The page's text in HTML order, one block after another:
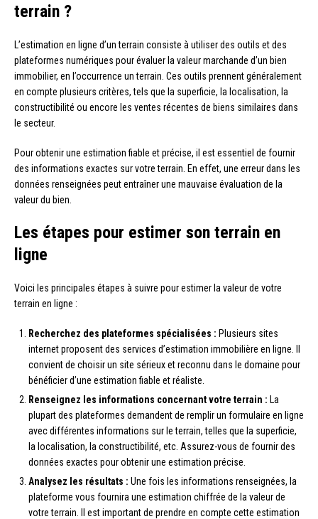
terrain ?
L’estimation en ligne d’un terrain consiste à utiliser des outils et des
plateformes numériques pour évaluer la valeur marchande d’un bien
immobilier, en l’occurrence un terrain. Ces outils prennent généralement
en compte plusieurs critères, tels que la superficie, la localisation, la
constructibilité ou encore les ventes récentes de biens similaires dans
le secteur.
Pour obtenir une estimation fiable et précise, il est essentiel de fournir
des informations exactes sur votre terrain. En effet, une erreur dans les
données renseignées peut entraîner une mauvaise évaluation de la
valeur du bien.
Les étapes pour estimer son terrain en
ligne
Voici les principales étapes à suivre pour estimer la valeur de votre
terrain en ligne :
Recherchez des plateformes spécialisées : Plusieurs sites
internet proposent des services d’estimation immobilière en ligne. Il
convient de choisir un site sérieux et reconnu dans le domaine pour
bénéficier d’une estimation fiable et réaliste.
Renseignez les informations concernant votre terrain : La
plupart des plateformes demandent de remplir un formulaire en ligne
avec différentes informations sur le terrain, telles que la superficie,
la localisation, la constructibilité, etc. Assurez-vous de fournir des
données exactes pour obtenir une estimation précise.
Analysez les résultats : Une fois les informations renseignées, la
plateforme vous fournira une estimation chiffrée de la valeur de
votre terrain. Il est important de prendre en compte cette estimation